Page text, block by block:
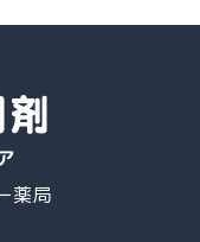
薬局